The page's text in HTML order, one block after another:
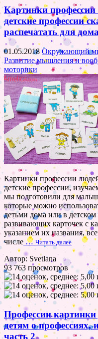
Картинки профессии
детские профессии
распечатать для
01.05.2018 Окружающий
Развитие мышления и
моторики
Картинки профессии
детские профессии,
мы подготовили для
которые можно
детьми дома или в
развивающих карточек с
указанием их названия,
числе …Читать далее
Автор: Svetlana
93 763 просмотров
Профессии картинки
детям о профессиях,
часть 2